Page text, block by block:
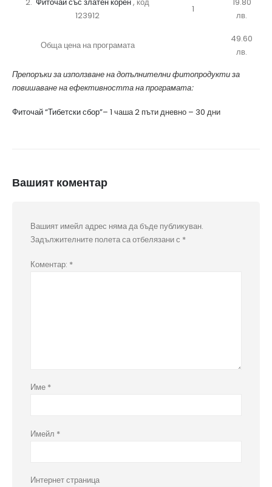
123912
1
лв.
Обща цена на програмата
49.60
лв.
Препоръки за използване на допълнителни фитопродукти за
повишаване на ефективността на програмата:
Фиточай “Тибетски сбор”– 1 чаша 2 пъти дневно – 30 дни
Вашият коментар
Вашият имейл адрес няма да бъде публикуван.
Задължителните полета са отбелязани с *
Коментар: *
Име *
Имейл *
Интернет страница